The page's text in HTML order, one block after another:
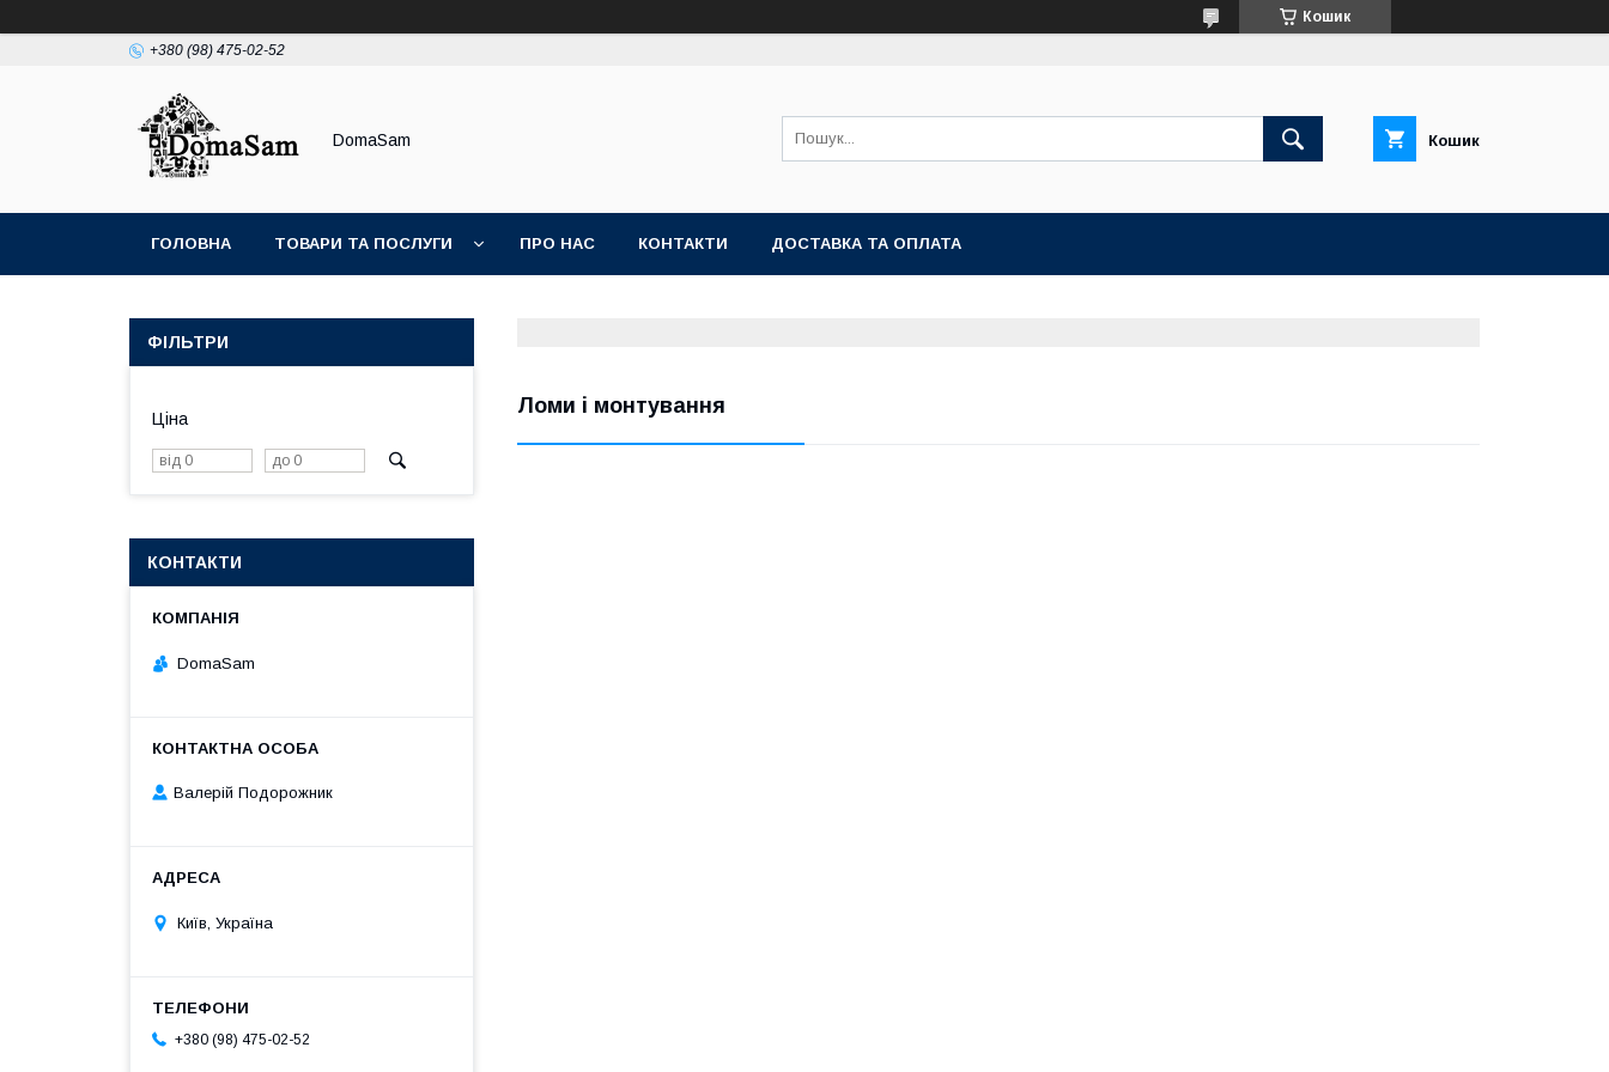
Кошик
+380 (98) 475-02-52
DomaSam Кошик
ГОЛОВНА ТОВАРИ ТА ПОСЛУГИ ПРО НАС КОНТАКТИ ДОСТАВКА ТА ОПЛАТА
Ломи і монтування
ФІЛЬТРИ
Ціна
КОНТАКТИ
DomaSam
Валерій Подорожник
Київ, Україна
+380 (98) 475-02-52